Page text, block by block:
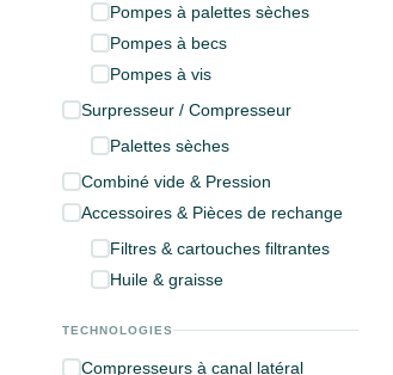
Pompes à palettes sèches
Pompes à becs
Pompes à vis
Surpresseur / Compresseur
Palettes sèches
Combiné vide & Pression
Accessoires & Pièces de rechange
Filtres & cartouches filtrantes
Huile & graisse
TECHNOLOGIES
Compresseurs à canal latéral